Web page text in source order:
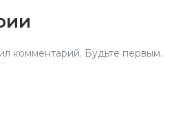
комментарий. Будьте первым.